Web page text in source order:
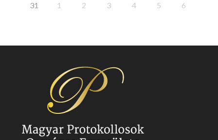
31 1 2 3 4 5 6